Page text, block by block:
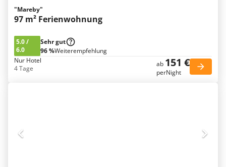
"Mareby"
97 m² Ferienwohnung
5.0/
6.0
Sehr gut
96 %Weiterempfehlung
Nur Hotel
4 Tage
ab 151 €
perNight